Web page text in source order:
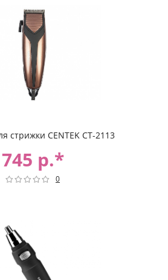
стрижки CENTEK CT-2113
745 р.*
0